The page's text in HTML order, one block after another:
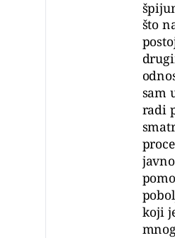
što
sam
radi
koji